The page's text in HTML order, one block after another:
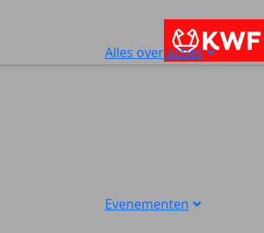
Alles over acties
Evenementen